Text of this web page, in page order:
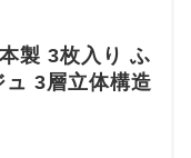
製 3枚入り ふ
3層立体構造